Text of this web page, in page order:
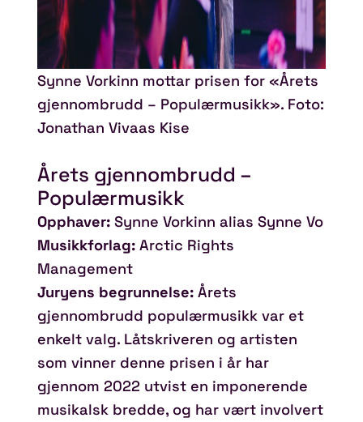
Synne Vorkinn mottar prisen for «Årets
gjennombrudd – Populærmusikk». Foto:
Jonathan Vivaas Kise
Årets gjennombrudd –
Populærmusikk
Opphaver: Synne Vorkinn alias Synne Vo
Musikkforlag:Arctic Rights
Management
Juryens begrunnelse:Årets
gjennombrudd populærmusikk var et
enkelt valg. Låtskriveren og artisten
som vinner denne prisen i år har
gjennom 2022 utvist en imponerende
musikalsk bredde, og har vært involvert